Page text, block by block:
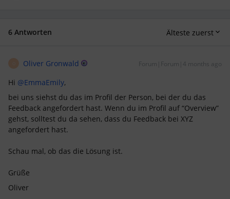
6 Antworten Älteste zuerst
Oliver Gronwald Forum|Forum|4 months ago
Hi ​ @EmmaEmily,
bei uns siehst du das im Profil der Person, bei der du das
Feedback angefordert hast. Wenn du im Profil auf “Overview”
gehst, solltest du da sehen, dass du Feedback bei XYZ
angefordert hast.
Schau mal, ob das die Lösung ist.
Grüße
Oliver